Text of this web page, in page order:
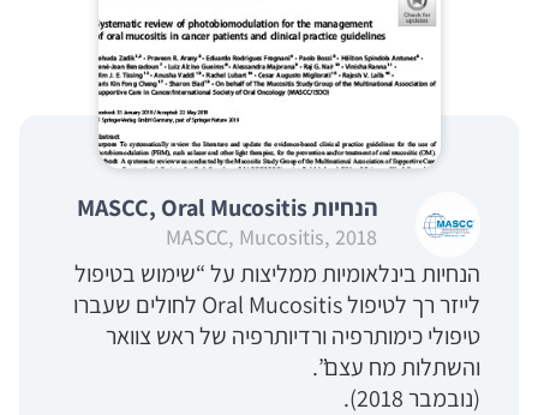
הנחיות MASCC, Oral Mucositis
MASCC, Mucositis, 2018
הנחיות בינלאומיות ממליצות על “שימוש בטיפול
לייזר רך לטיפול Oral Mucositis לחולים שעברו
טיפולי כימותרפיה ורדיותרפיה של ראש צוואר
והשתלות מח עצם”.
(נובמבר 2018).